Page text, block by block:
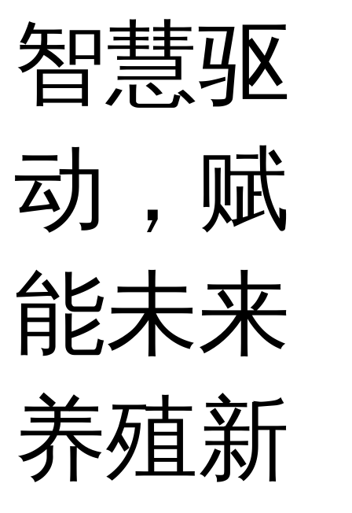
智慧驱
动，赋
能未来
养殖新